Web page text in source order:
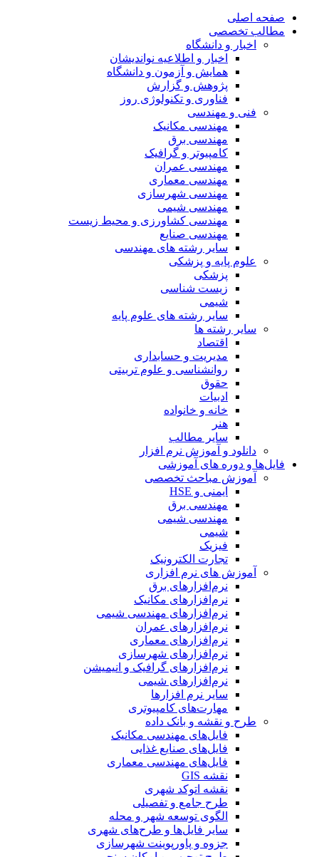
صفحه اصلی
مطالب تخصصی
اخبار و دانشگاه
اخبار و اطلاعیه نواندیشان
همایش و آزمون و دانشگاه
پژوهش و گزارش
فناوری و تکنولوژی روز
فنی و مهندسی
مهندسی مکانیک
مهندسی برق
کامپیوتر و گرافیک
مهندسی عمران
مهندسی معماری
مهندسی شهرسازی
مهندسی شیمی
مهندسی کشاورزی و محیط زیست
مهندسی صنایع
سایر رشته های مهندسی
علوم پایه و پزشکی
پزشکی
زیست شناسی
شیمی
سایر رشته های علوم پایه
سایر رشته ها
اقتصاد
مدیریت و حسابداری
روانشناسی و علوم تربیتی
حقوق
ادبیات
خانه و خانواده
هنر
سایر مطالب
دانلود و آموزش نرم افزار
فایل‌ها و دوره های آموزشی
آموزش مباحث تخصصی
ایمنی و HSE
مهندسی برق
مهندسی شیمی
شیمی
فیزیک
تجارت الکترونیک
آموزش های نرم افزاری
نرم‌افزارهای برق
نرم‌افزارهای مکانیک
نرم‌افزارهای مهندسی شیمی
نرم‌افزارهای عمران
نرم‌افزارهای معماری
نرم‌افزارهای شهرسازی
نرم‌افزارهای گرافیک و انیمیشن
نرم‌افزارهای شیمی
سایر نرم افزارها
مهارت‌های کامپیوتری
طرح و نقشه و بانک داده
فایل‌های مهندسی مکانیک
فایل‌های صنایع غذایی
فایل‌های مهندسی معماری
نقشه GIS
نقشه اتوکد شهری
طرح جامع و تفصیلی
الگوی توسعه شهر و محله
سایر فایل‌ها و طرح‌های شهری
جزوه و پاورپوینت شهرسازی